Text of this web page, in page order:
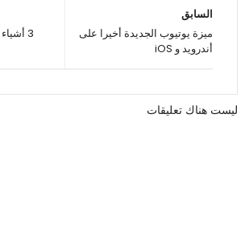
3
السابق
ميزة يوتيوب الجديدة أخيرا على
أندرويد و iOS
ليست هناك تعليقات